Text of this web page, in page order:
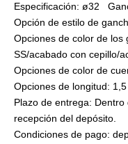
Especificación: ø32
Opción de estilo de
Opciones de color de los
SS/acabado con cepillo/
Opciones de color de
Opciones de longitud:
Plazo de entrega:
recepción del depósito.
Condiciones de pago: